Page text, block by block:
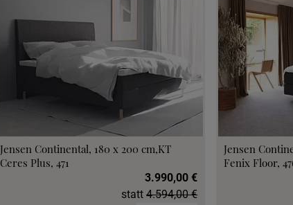
Jensen Continental, 180 x 200 cm,KT
Ceres Plus, 471
3.990,00 €
statt4.594,00 €
Jensen
Fenix Floor,